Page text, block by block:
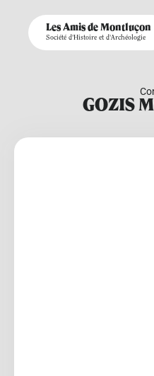
Les Amis de Montluçon
Société d'Histoire et d'Archéologie
GOZIS